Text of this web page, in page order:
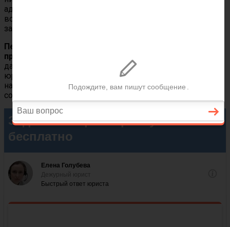
адвокатов города Вихоревка, которые отвечают на
вопросы круглосуточно, без перерывов. Вы можете
задавать вопросы по любой отрасли права.
Первичная консультация юриста и адвоката
предоставляется абсолютно бесплатно.
дальнейшем вы можете заказать платные услуги
юристов в Вихоревке, это ваше право. Позвоните или
напишите нам прямо сейчас, проблема не решится сама
собой!